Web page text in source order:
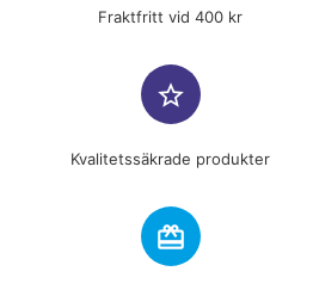
Fraktfritt vid 400 kr
star_border
Kvalitetssäkrade produkter
redeem